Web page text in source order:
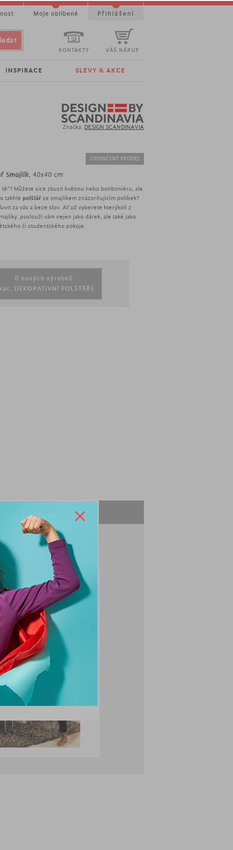
Značka: DESIGN SCANDINAVIA
UKONČENÝ PRODEJ
Smajlík, 40x40 cm
tě"? Můžete sice zkusit květinu nebo bonboniéru, ale
takhle polštář se smajlíkem znázorňujícím polibek?
za vás a beze slov. Ať už vyberete kterýkoli z
poslouží vám nejen jako dárek, ale také jako
či studentského pokoje.
0 nových výrobků
DEKORATIVNÍ POLŠTÁŘE
ZEPTEJTE SE
KONTAKTY VÁŠ NÁKUP
INSPIRACE SLEVY & AKCE
Moje oblíbené Přihlášení